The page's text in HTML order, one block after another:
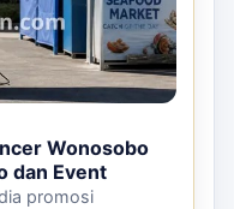
Wonosobo
dan Event
promosi